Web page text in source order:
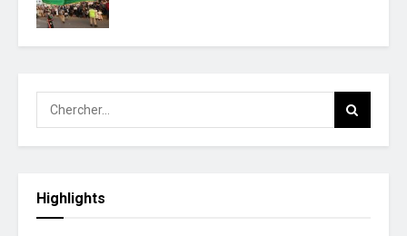
Highlights